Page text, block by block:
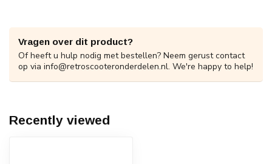
Vragen over dit product?
Of heeft u hulp nodig met bestellen? Neem gerust contact
op via info@retroscooteronderdelen.nl. We're happy to help!
Recently viewed